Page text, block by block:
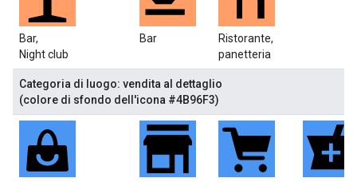
Bar,
Night club
Bar
Ristorante,
panetteria
Categoria di luogo: vendita al dettaglio
(colore di sfondo dell'icona #4B96F3)